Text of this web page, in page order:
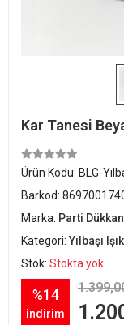
Kar Tanesi
Ürün Kodu: BLG-
Barkod:
Marka: Parti
Kategori:Yılbaşı
Stok: Stokta yok
%14
indirim